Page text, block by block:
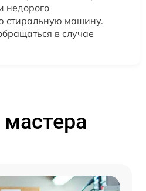
недорого
стиральную машину.
в случае